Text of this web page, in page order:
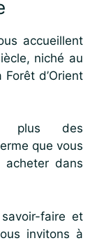
accueillent
niché au
d’Orient
plus des
que vous
dans
faire et
invitons à